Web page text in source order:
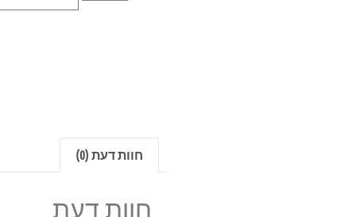
חוות דעת (0)
חוות דעת